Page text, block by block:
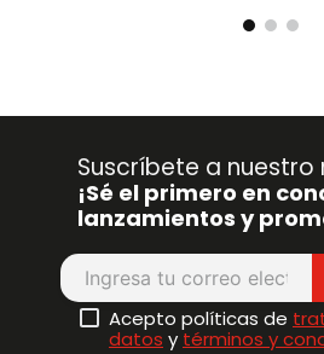
Suscríbete a nuestro
¡Sé el primero en
lanzamientos y
Acepto políticas de
datos y términos y